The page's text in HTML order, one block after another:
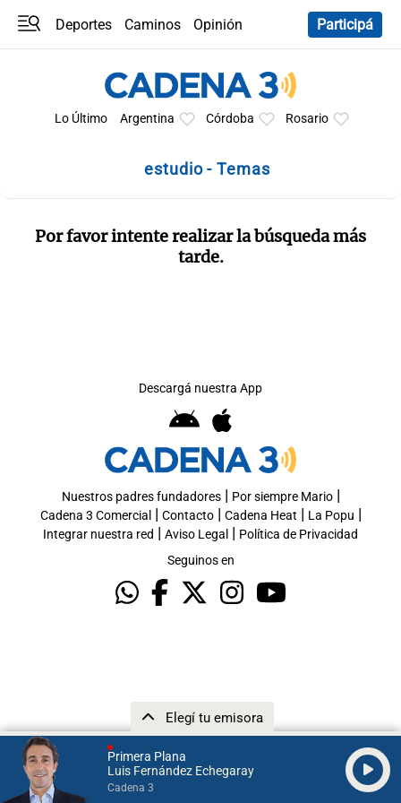
Primera Plana
Luis Fernández Echegaray
Cadena 3
Elegí tu emisora
Deportes Caminos
Opinión
Participá
Lo Último Argentina Córdoba Rosario
estudio - Temas
Por favor intente realizar la búsqueda más
tarde.
Descargá nuestra App
Nuestros padres fundadores| Por siempre Mario|
Cadena 3 Comercial | Contacto| Cadena Heat | La Popu |
Integrar nuestra red | Aviso Legal | Política de Privacidad
Seguinos en